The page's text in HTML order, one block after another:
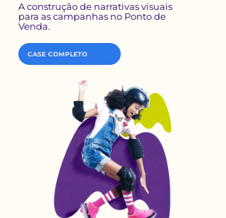
A construção de narrativas visuais
para as campanhas no Ponto de
Venda.
CASE COMPLETO